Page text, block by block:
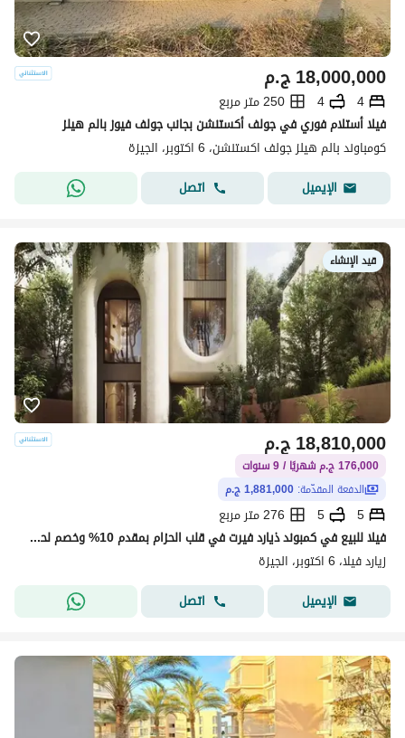
ج.م18,000,000
4
4
250 متر مربع
فيلا أستلام فوري في جولف أكستنشن بجانب جولف فيوز بالم هيلز
كومباوند بالم هيلز جولف اكستنشن، 6 اكتوبر، الجيزة
الإيميل
اتصل
قيد الإنشاء
ج.م18,810,000
176,000 ج.م شهريًا / 9 سنوات
الدفعة المقدّمة: 1,881,000 ج.م
5
5
276 متر مربع
فيلا للبيع في كمبوند ذيارد فيرت في قلب الحزام بمقدم 10% وخصم لحد 20 %
زيارد فيلا، 6 اكتوبر، الجيزة
الإيميل
اتصل